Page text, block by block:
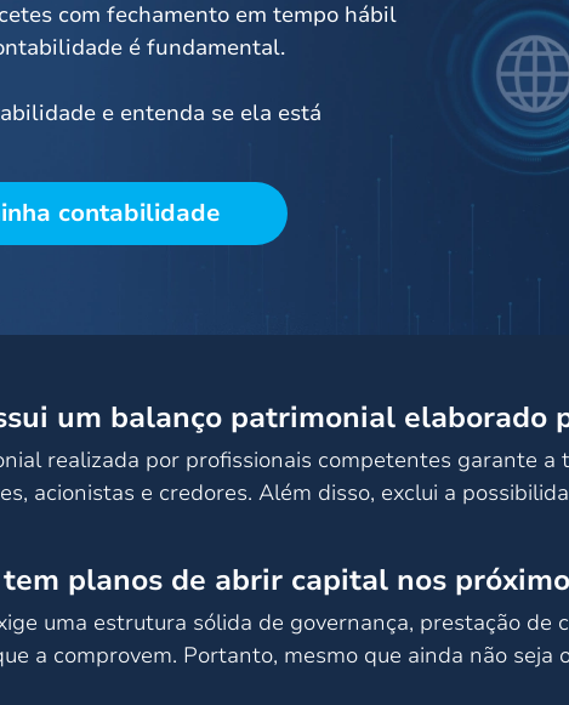
com fechamento em tempo hábil
é fundamental.
e entenda se ela está
contabilidade
um balanço patrimonial elaborado
realizada por profissionais competentes garante
acionistas e credores. Além disso, exclui a
planos de abrir capital nos
uma estrutura sólida de governança, prestação de
a comprovem. Portanto, mesmo que ainda não